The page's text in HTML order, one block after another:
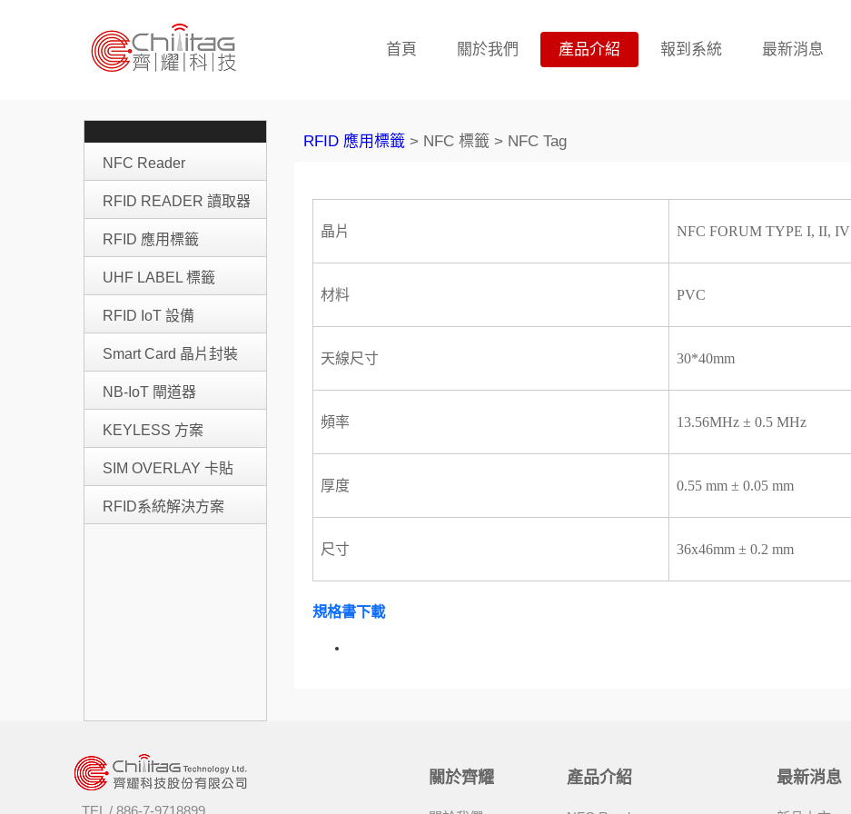
首頁 關於我們 產品介紹 報到系統 最新消息
NFC Reader
RFID READER 讀取器
RFID 應用標籤
UHF LABEL 標籤
RFID IoT 設備
Smart Card 晶片封裝
NB-IoT 閘道器
KEYLESS 方案
SIM OVERLAY 卡貼
RFID系統解決方案
RFID 應用標籤 > NFC 標籤 > NFC Tag
晶片 NFC FORUM TYPE I, II, IV
材料 PVC
天線尺寸 30*40mm
頻率 13.56MHz ± 0.5 MHz
厚度 0.55 mm ± 0.05 mm
尺寸 36x46mm ± 0.2 mm
規格書下載
TEL / 886-7-9718899
關於齊耀 產品介紹 最新消息